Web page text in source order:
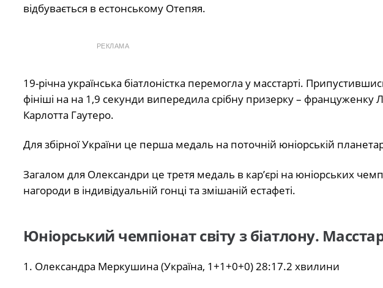
відбувається в естонському Отепяя.
РЕКЛАМА
19-річна українська біатлоністка перемогла у масстарті.
фініші на на 1,9 секунди випередила срібну призерку – француженку
Карлотта Гаутеро.
Для збірної України це перша медаль на поточній юніорській
Загалом для Олександри це третя медаль в кар’єрі на юніорських
нагороди в індивідуальній гонці та змішаній естафеті.
Юніорський чемпіонат світу з біатлону.
1. Олександра Меркушина (Україна, 1+1+0+0) 28:17.2 хвилини